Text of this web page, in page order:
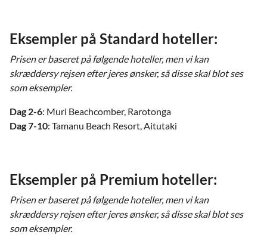
Eksempler på Standard hoteller:
Prisen er baseret på følgende hoteller, men vi kan
skræddersy rejsen efter jeres ønsker, så disse skal blot ses
som eksempler.
Dag 2-6: Muri Beachcomber, Rarotonga
Dag 7-10: Tamanu Beach Resort, Aitutaki
Eksempler på Premium hoteller:
Prisen er baseret på følgende hoteller, men vi kan
skræddersy rejsen efter jeres ønsker, så disse skal blot ses
som eksempler.